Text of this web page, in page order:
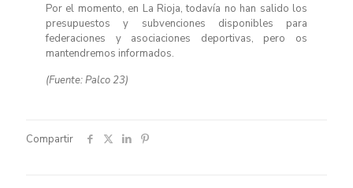
Por el momento, en La Rioja, todavía no han salido los
presupuestos y subvenciones disponibles para
federaciones y asociaciones deportivas, pero os
mantendremos informados.
(Fuente: Palco 23)
Compartir